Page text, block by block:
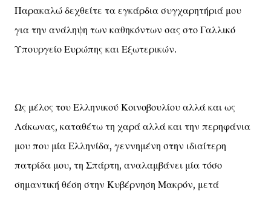
Παρακαλώ δεχθείτε τα εγκάρδια συγχαρητήριά μου
για την ανάληψη των καθηκόντων σας στο Γαλλικό
Υπουργείο Ευρώπης και Εξωτερικών.
Ως μέλος του Ελληνικού Κοινοβουλίου αλλά και ως
Λάκωνας, καταθέτω τη χαρά αλλά και την περηφάνια
μου που μία Ελληνίδα, γεννημένη στην ιδιαίτερη
πατρίδα μου, τη Σπάρτη, αναλαμβάνει μία τόσο
σημαντική θέση στην Κυβέρνηση Μακρόν, μετά